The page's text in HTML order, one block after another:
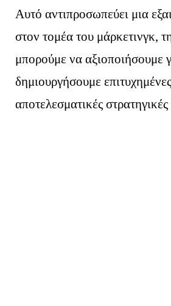
Αυτό αντιπροσωπεύει μια
στον τομέα του μάρκετινγκ,
μπορούμε να αξιοποιήσουμε
δημιουργήσουμε
αποτελεσματικές